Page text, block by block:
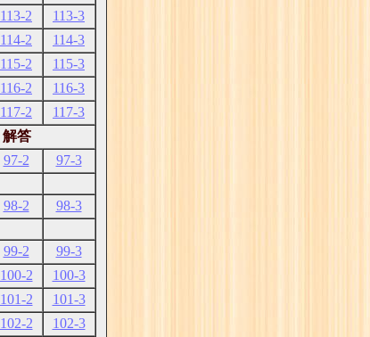
113-2
113-3
114-2
114-3
115-2
115-3
116-2
116-3
117-2
117-3
解答
97-2
97-3
98-2
98-3
99-2
99-3
100-2
100-3
101-2
101-3
102-2 102-3